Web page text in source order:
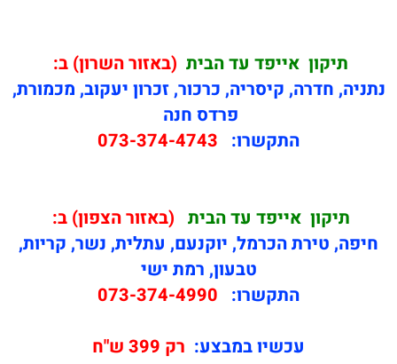
תיקון אייפד עד הבית (באזור השרון) ב:
נתניה, חדרה, קיסריה, כרכור, זכרון יעקוב, מכמורת,
פרדס חנה
התקשרו: 073-374-4743
תיקוןאייפד עד הבית (באזור הצפון) ב:
חיפה, טירת הכרמל, יוקנעם, עתלית, נשר, קריות,
טבעון, רמת ישי
התקשרו: 073-374-4990
עכשיו במבצע: רק 399 ש"ח